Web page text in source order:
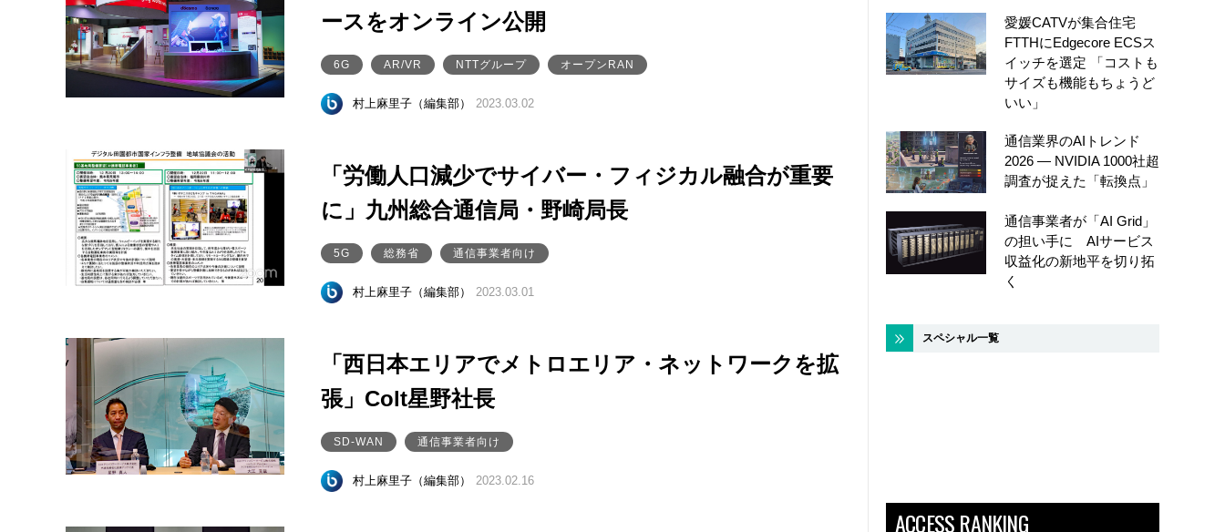
ースをオンライン公開
6G AR/VR NTTグループ オープンRAN
村上麻里子（編集部） 2023.03.02
「労働人口減少でサイバー・フィジカル融合が重要
に」九州総合通信局・野崎局長
5G 総務省 通信事業者向け
村上麻里子（編集部） 2023.03.01
「西日本エリアでメトロエリア・ネットワークを拡
張」Colt星野社長
SD-WAN 通信事業者向け
村上麻里子（編集部） 2023.02.16
愛媛CATVが集合住宅
FTTHにEdgecore ECSス
イッチを選定 「コストも
サイズも機能もちょうど
いい」
通信業界のAIトレンド
2026 ― NVIDIA 1000社超
調査が捉えた「転換点」
通信事業者が「AI Grid」
の担い手に AIサービス
収益化の新地平を切り拓
く
スペシャル一覧
ACCESS RANKING